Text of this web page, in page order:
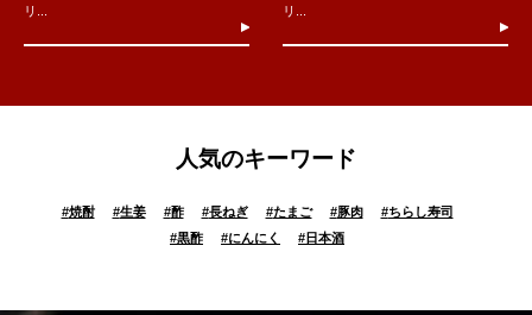
リ...
リ...
人気のキーワード
#焼酎 #生姜 #酢 #長ねぎ #たまご #豚肉 #ちらし寿司
#黒酢 #にんにく #日本酒